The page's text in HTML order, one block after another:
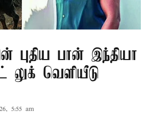
புதிய பான் இந்தியா
லுக் வெளியீடு
5:55 am